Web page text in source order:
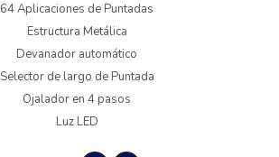
64 Aplicaciones de Puntadas
Estructura Metálica
Devanador automático
Selector de largo de Puntada
Ojalador en 4 pasos
Luz LED